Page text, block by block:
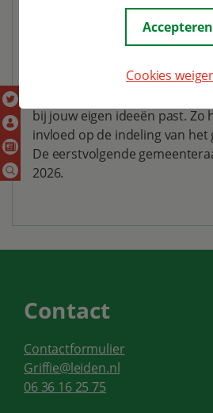
Accepteren
Cookies
moment voor elke inwoner
jaar of ouder om te bepalen
gemeenteraad komen.
Tijdens de
bij jouw eigen ideeën past. Zo
invloed op de indeling van
De eerstvolgende
2026.
Contact
Contactformulier
Griffie@leiden.nl
06 36 16 25 75